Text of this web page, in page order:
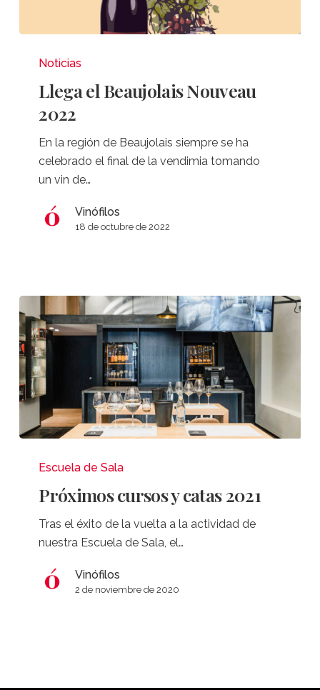
Nouveau
2022
Noticias
Llega el Beaujolais Nouveau
2022
En la región de Beaujolais siempre se ha
celebrado el final de la vendimia tomando
un vin de…
Vinófilos
18 de octubre de 2022
cursos
catas
2021
Escuela de Sala
Próximos cursos y catas 2021
Tras el éxito de la vuelta a la actividad de
nuestra Escuela de Sala, el…
Vinófilos
2 de noviembre de 2020